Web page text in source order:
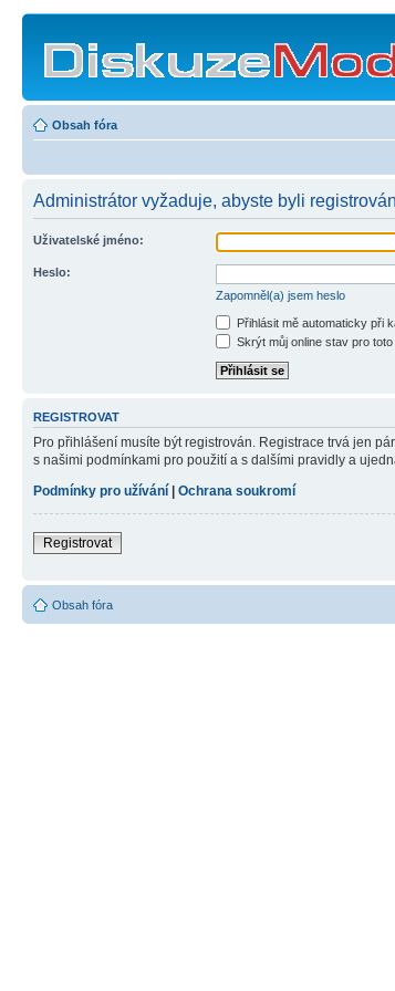
Obsah fóra
Administrátor vyžaduje, abyste byli
Uživatelské jméno:
Heslo:
Zapomněl(a) jsem heslo
Přihlásit mě automaticky při
Skrýt můj online stav pro
REGISTROVAT
Pro přihlášení musíte být registrován. Registrace trvá jen
s našimi podmínkami pro použití a s dalšími pravidly a
Podmínky pro užívání
Ochrana soukromí
Registrovat
Obsah fóra